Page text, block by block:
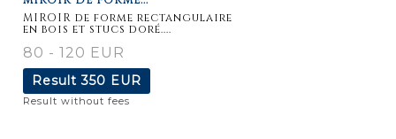
MIROIR de forme rectangulaire
en bois et stucs doré....
80 - 120 EUR
Result350 EUR
Result without fees